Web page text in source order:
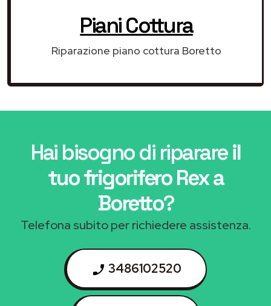
Piani Cottura
Riparazione piano cottura Boretto
Hai bisogno di riparareil
tuo frigorifero Rex a
Boretto?
Telefona subito per richiedere assistenza.
3486102520